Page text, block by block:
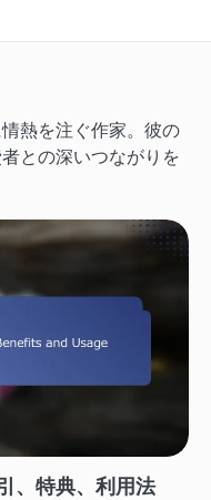
熱を注ぐ作家。彼の
との深いつながりを
、特典、利用法